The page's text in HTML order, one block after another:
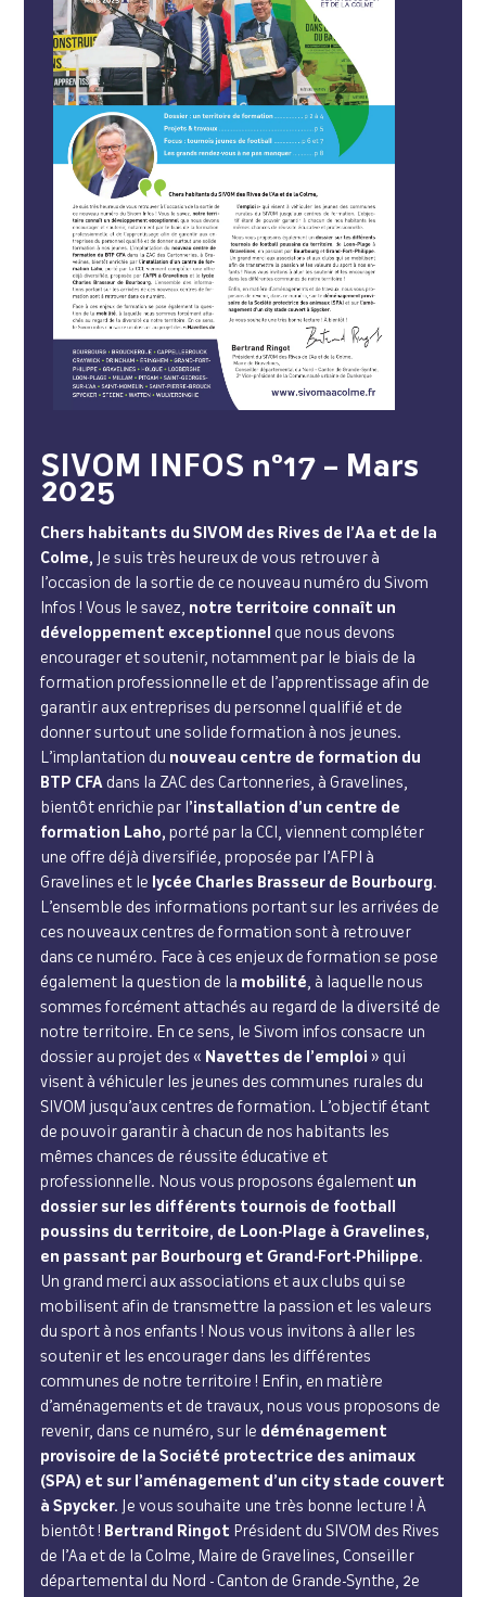
SIVOM INFOS n°17 – Mars
2025
Chers habitants du SIVOM des Rives de l’Aa et de la
Colme,
Je suis très heureux de vous retrouver à
l’occasion de la sortie de ce nouveau numéro du Sivom
Infos ! Vous le savez, notre territoire connaît un
développement exceptionnel que nous devons
encourager et soutenir, notamment par le biais de la
formation professionnelle et de l’apprentissage afin de
garantir aux entreprises du personnel qualifié et de
donner surtout une solide formation à nos jeunes.
L’implantation du nouveau centre de formation du
BTP CFA dans la ZAC des Cartonneries, à Gravelines,
bientôt enrichie par l ’installation d’un centre de
formation Laho, porté par la CCI, viennent compléter
une offre déjà diversifiée, proposée par l’AFPI à
Gravelines et le lycée Charles Brasseur de Bourbourg.
L’ensemble des informations portant sur les arrivées de
ces nouveaux centres de formation sont à retrouver
dans ce numéro. Face à ces enjeux de formation se pose
également la question de la mobilité
, à laquelle nous
sommes forcément attachés au regard de la diversité de
notre territoire. En ce sens, le Sivom infos consacre un
dossier au projet des « Navettes de l’emploi » qui
visent à véhiculer les jeunes des communes rurales du
SIVOM jusqu’aux centres de formation. L’objectif étant
de pouvoir garantir à chacun de nos habitants les
mêmes chances de réussite éducative et
professionnelle. Nous vous proposons également un
dossier sur les différents tournois de football
poussins du territoire, de Loon-Plage à Gravelines,
en passant par Bourbourg et Grand-Fort-Philippe.
Un grand merci aux associations et aux clubs qui se
mobilisent afin de transmettre la passion et les valeurs
du sport à nos enfants ! Nous vous invitons à aller les
soutenir et les encourager dans les différentes
communes de notre territoire ! Enfin, en matière
d’aménagements et de travaux, nous vous proposons de
revenir, dans ce numéro, sur le déménagement
provisoire de la Société protectrice des animaux
(SPA) et sur l’aménagement d’un city stade couvert
à Spycker.
Je vous souhaite une très bonne lecture ! À
bientôt ! Bertrand Ringot Président du SIVOM des Rives
de l’Aa et de la Colme, Maire de Gravelines, Conseiller
départemental du Nord - Canton de Grande-Synthe, 2e